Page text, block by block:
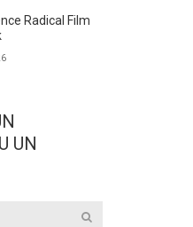
Radical Film
UN